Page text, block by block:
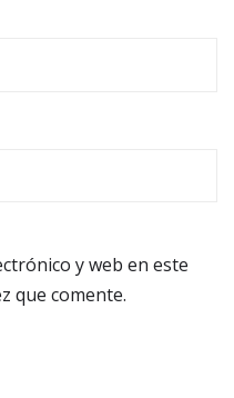
y web en este
que comente.